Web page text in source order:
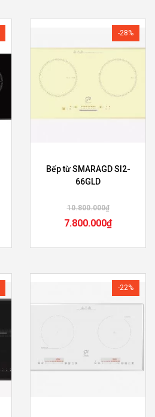
-28%
Bếp từ SMARAGD SI2-
66GLD
10.800.000₫
7.800.000₫
-22%